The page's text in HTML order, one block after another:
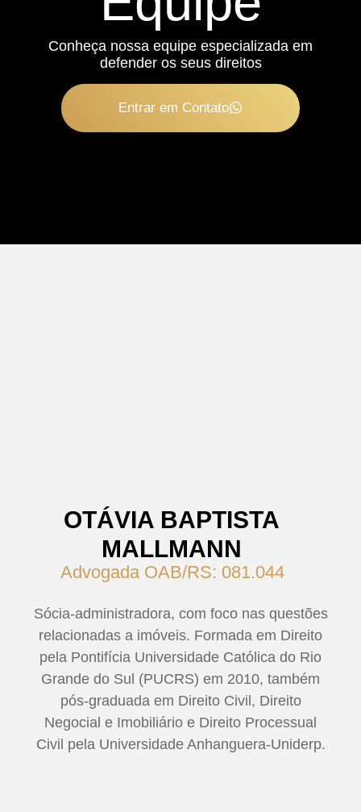
Conheça nossa equipe especializada em
defender os seus direitos
Entrar em Contato
OTÁVIA BAPTISTA
MALLMANN
Advogada OAB/RS: 081.044
Sócia-administradora, com foco nas questões
relacionadas a imóveis. Formada em Direito
pela Pontifícia Universidade Católica do Rio
Grande do Sul (PUCRS) em 2010, também
pós-graduada em Direito Civil, Direito
Negocial e Imobiliário e Direito Processual
Civil pela Universidade Anhanguera-Uniderp.